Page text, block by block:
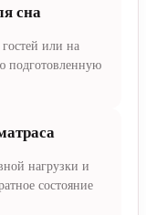
сна
или на
подготовленную
нагрузки и
состояние